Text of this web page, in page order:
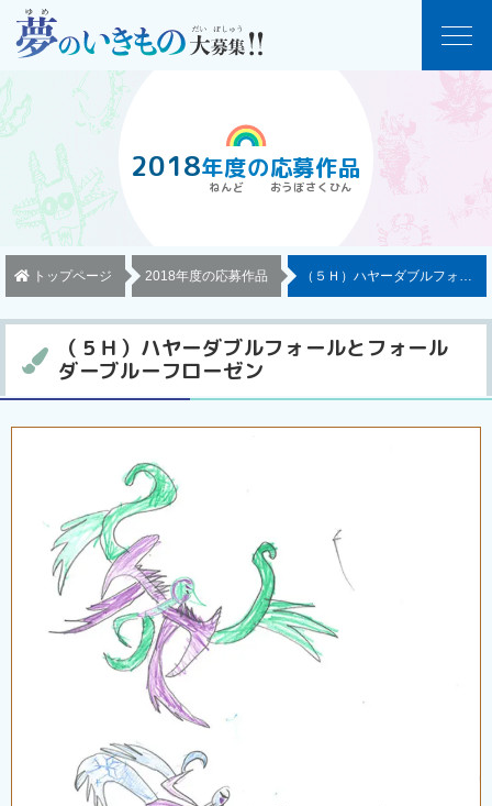
2018年度の応募作品
トップページ 2018年度の応募作品 （５Ｈ）ハヤーダブルフォー
（５Ｈ）ハヤーダブルフォールとフォール
ダーブルーフローゼン